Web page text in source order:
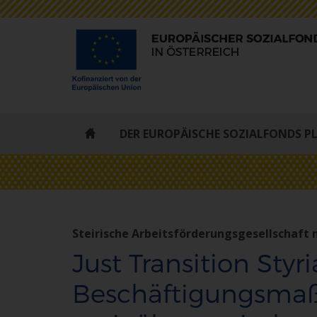
ESF
STARTSEITE
DER EUROPÄISCHE SOZIALFONDS
Steirische Arbeitsförderungsgesellschaft
Just Transition